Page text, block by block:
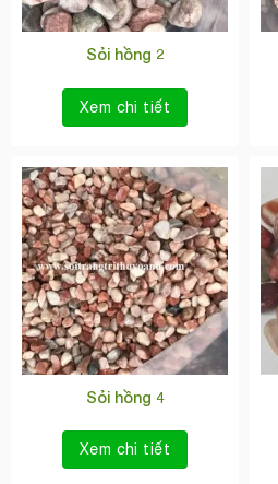
Sỏi hồng 2
Xem chi tiết
Sỏi hồng 4
Xem chi tiết